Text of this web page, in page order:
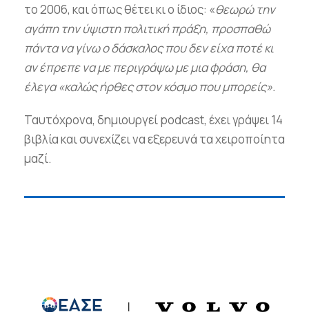
το 2006, και όπως θέτει κι ο ίδιος: «θεωρώ την
αγάπη την ύψιστη πολιτική πράξη, προσπαθώ
πάντα να γίνω ο δάσκαλος που δεν είχα ποτέ κι
αν έπρεπε να με περιγράψω με μια φράση, θα
έλεγα «καλώς ήρθες στον κόσμο που μπορείς».
Ταυτόχρονα, δημιουργεί podcast, έχει γράψει 14
βιβλία και συνεχίζει να εξερευνά τα χειροποίητα
μαζί.